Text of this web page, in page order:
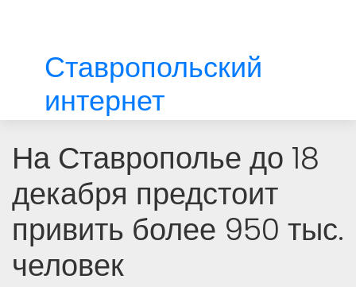
Ставропольский
интернет
На Ставрополье до 18
декабря предстоит
привить более 950 тыс.
человек